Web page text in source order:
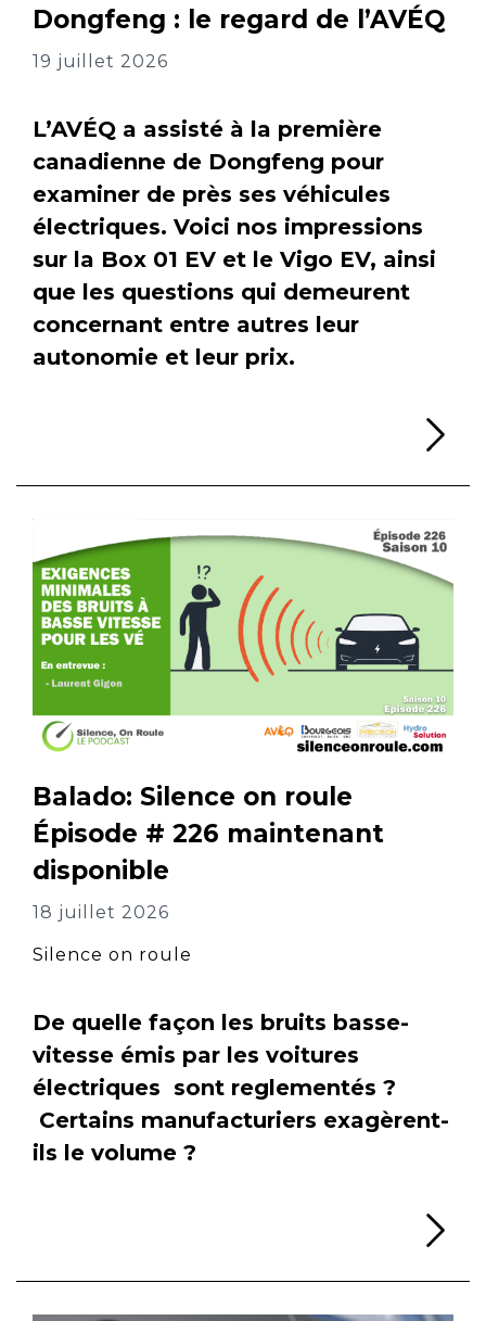
Dongfeng : le regard de l’AVÉQ
19 juillet 2026
L’AVÉQ a assisté à la première
canadienne de Dongfeng pour
examiner de près ses véhicules
électriques. Voici nos impressions
sur la Box 01 EV et le Vigo EV, ainsi
que les questions qui demeurent
concernant entre autres leur
autonomie et leur prix.
Balado: Silence on roule
Épisode # 226 maintenant
disponible
18 juillet 2026
Silence on roule
De quelle façon les bruits basse-
vitesse émis par les voitures
électriques sont reglementés ?
Certains manufacturiers exagèrent-
ils le volume ?